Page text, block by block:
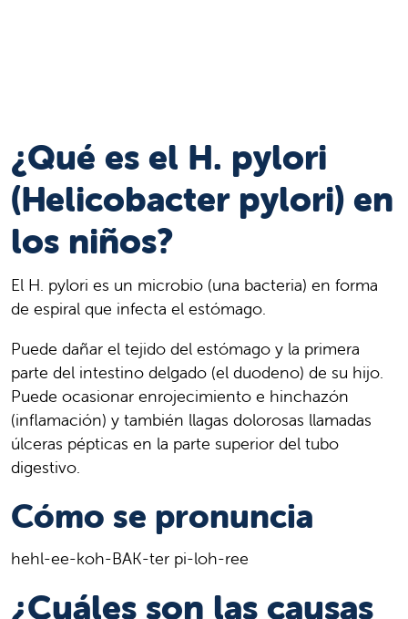
¿Qué es el H. pylori
(Helicobacter pylori) en
los niños?
El H. pylori es un microbio (una bacteria) en forma
de espiral que infecta el estómago.
Puede dañar el tejido del estómago y la primera
parte del intestino delgado (el duodeno) de su hijo.
Puede ocasionar enrojecimiento e hinchazón
(inflamación) y también llagas dolorosas llamadas
úlceras pépticas en la parte superior del tubo
digestivo.
Cómo se pronuncia
hehl-ee-koh-BAK-ter pi-loh-ree
¿Cuáles son las causas